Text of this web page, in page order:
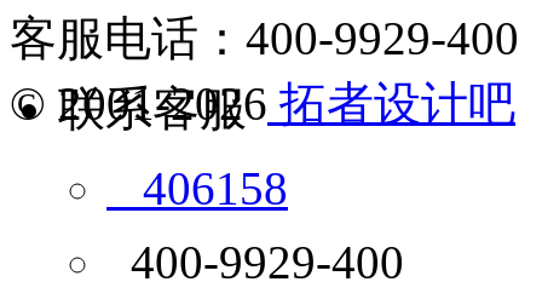
客服电话：400-9929-400
© 2001-2026 拓者设计吧
联系客服
406158
400-9929-400